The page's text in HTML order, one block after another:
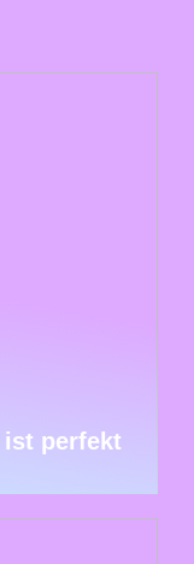
ist perfekt